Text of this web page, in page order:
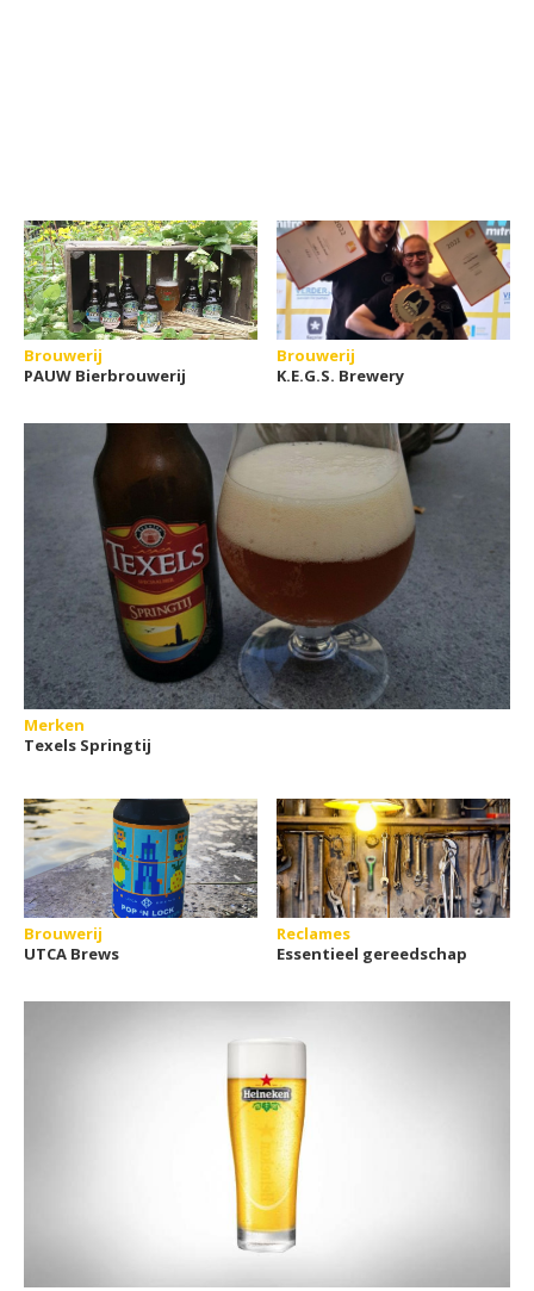
Brouwerij
PAUW Bierbrouwerij
Brouwerij
K.E.G.S. Brewery
Merken
Texels Springtij
Brouwerij
UTCA Brews
Reclames
Essentieel gereedschap